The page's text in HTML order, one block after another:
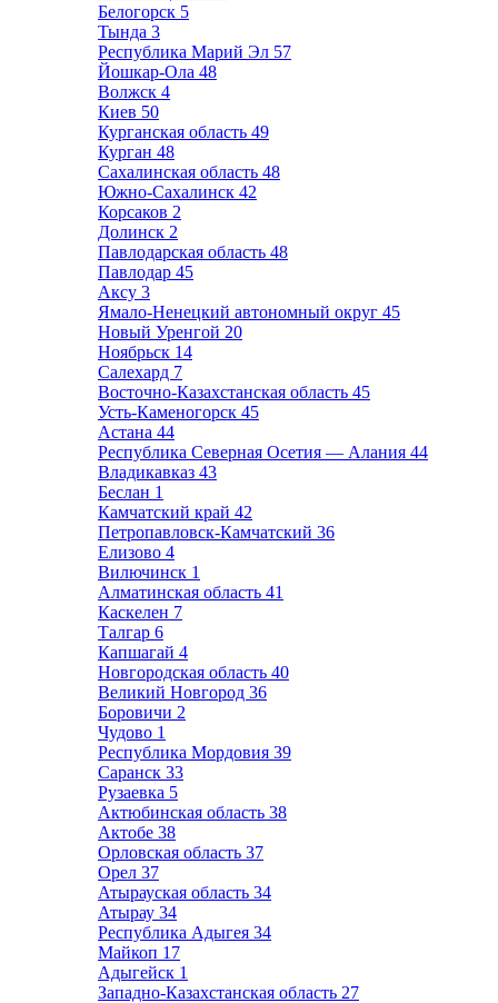
Белогорск 5
Тында 3
Республика Марий Эл 57
Йошкар-Ола 48
Волжск 4
Киев 50
Курганская область 49
Курган 48
Сахалинская область 48
Южно-Сахалинск 42
Корсаков 2
Долинск 2
Павлодарская область 48
Павлодар 45
Аксу 3
Ямало-Ненецкий автономный округ 45
Новый Уренгой 20
Ноябрьск 14
Салехард 7
Восточно-Казахстанская область 45
Усть-Каменогорск 45
Астана 44
Республика Северная Осетия — Алания 44
Владикавказ 43
Беслан 1
Камчатский край 42
Петропавловск-Камчатский 36
Елизово 4
Вилючинск 1
Алматинская область 41
Каскелен 7
Талгар 6
Капшагай 4
Новгородская область 40
Великий Новгород 36
Боровичи 2
Чудово 1
Республика Мордовия 39
Саранск 33
Рузаевка 5
Актюбинская область 38
Актобе 38
Орловская область 37
Орел 37
Атырауская область 34
Атырау 34
Республика Адыгея 34
Майкоп 17
Адыгейск 1
Западно-Казахстанская область 27